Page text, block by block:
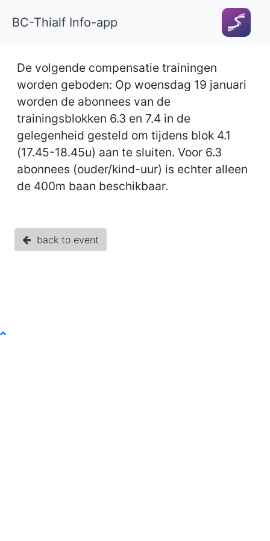
BC-Thialf Info-app
De volgende compensatie trainingen
worden geboden: Op woensdag 19 januari
worden de abonnees van de
trainingsblokken 6.3 en 7.4 in de
gelegenheid gesteld om tijdens blok 4.1
(17.45-18.45u) aan te sluiten. Voor 6.3
abonnees (ouder/kind-uur) is echter alleen
de 400m baan beschikbaar.
back to event